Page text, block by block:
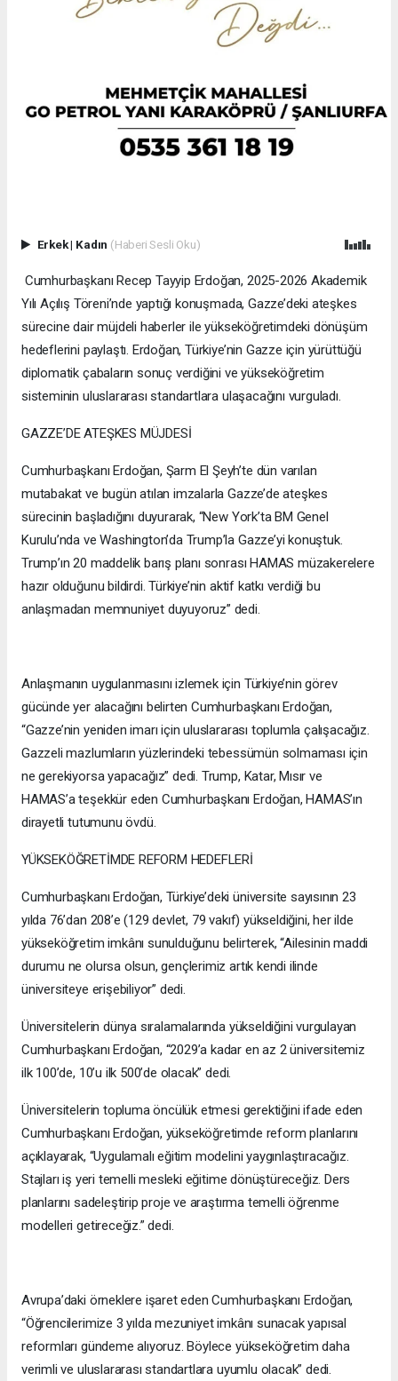
Erkek| Kadın (Haberi Sesli Oku)
Cumhurbaşkanı Recep Tayyip Erdoğan, 2025-2026 Akademik
Yılı Açılış Töreni’nde yaptığı konuşmada, Gazze’deki ateşkes
sürecine dair müjdeli haberler ile yükseköğretimdeki dönüşüm
hedeflerini paylaştı. Erdoğan, Türkiye’nin Gazze için yürüttüğü
diplomatik çabaların sonuç verdiğini ve yükseköğretim
sisteminin uluslararası standartlara ulaşacağını vurguladı.
GAZZE’DE ATEŞKES MÜJDESİ
Cumhurbaşkanı Erdoğan, Şarm El Şeyh’te dün varılan
mutabakat ve bugün atılan imzalarla Gazze’de ateşkes
sürecinin başladığını duyurarak, “New York’ta BM Genel
Kurulu’nda ve Washington’da Trump’la Gazze’yi konuştuk.
Trump’ın 20 maddelik barış planı sonrası HAMAS müzakerelere
hazır olduğunu bildirdi. Türkiye’nin aktif katkı verdiği bu
anlaşmadan memnuniyet duyuyoruz” dedi.
Anlaşmanın uygulanmasını izlemek için Türkiye’nin görev
gücünde yer alacağını belirten Cumhurbaşkanı Erdoğan,
“Gazze’nin yeniden imarı için uluslararası toplumla çalışacağız.
Gazzeli mazlumların yüzlerindeki tebessümün solmaması için
ne gerekiyorsa yapacağız” dedi. Trump, Katar, Mısır ve
HAMAS’a teşekkür eden Cumhurbaşkanı Erdoğan, HAMAS’ın
dirayetli tutumunu övdü.
YÜKSEKÖĞRETİMDE REFORM HEDEFLERİ
Cumhurbaşkanı Erdoğan, Türkiye’deki üniversite sayısının 23
yılda 76’dan 208’e (129 devlet, 79 vakıf) yükseldiğini, her ilde
yükseköğretim imkânı sunulduğunu belirterek, “Ailesinin maddi
durumu ne olursa olsun, gençlerimiz artık kendi ilinde
üniversiteye erişebiliyor” dedi.
Üniversitelerin dünya sıralamalarında yükseldiğini vurgulayan
Cumhurbaşkanı Erdoğan, “2029’a kadar en az 2 üniversitemiz
ilk 100’de, 10’u ilk 500’de olacak” dedi.
Üniversitelerin topluma öncülük etmesi gerektiğini ifade eden
Cumhurbaşkanı Erdoğan, yükseköğretimde reform planlarını
açıklayarak, “Uygulamalı eğitim modelini yaygınlaştıracağız.
Stajları iş yeri temelli mesleki eğitime dönüştüreceğiz. Ders
planlarını sadeleştirip proje ve araştırma temelli öğrenme
modelleri getireceğiz.” dedi.
Avrupa’daki örneklere işaret eden Cumhurbaşkanı Erdoğan,
“Öğrencilerimize 3 yılda mezuniyet imkânı sunacak yapısal
reformları gündeme alıyoruz. Böylece yükseköğretim daha
verimli ve uluslararası standartlara uyumlu olacak” dedi.